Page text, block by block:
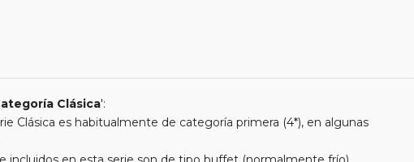
Clásica':
Clásica es habitualmente de categoría primera (4*), en algunas